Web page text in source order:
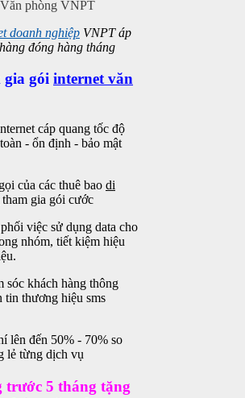
doanh nghiệpVNPT áp
đóng hàng tháng
gói internet văn
cáp quang tốc độ
- ổn định - bảo mật
của các thuê bao di
tham gia gói cước
việc sử dụng data cho
nhóm, tiết kiệm hiệu
sóc khách hàng thông
tin thương hiệu sms
lên đến 50% - 70% so
lẻ từng dịch vụ
trước 5 tháng tặng